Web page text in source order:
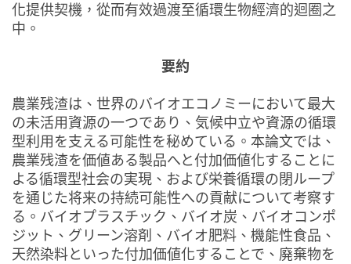
化提供契機，從而有效過渡至循環生物經濟的迴圈之
中。
要約
農業残渣は、世界のバイオエコノミーにおいて最大
の未活用資源の一つであり、気候中立や資源の循環
型利用を支える可能性を秘めている。本論文では、
農業残渣を価値ある製品へと付加価値化することに
よる循環型社会の実現、および栄養循環の閉ループ
を通じた将来の持続可能性への貢献について考察す
る。バイオプラスチック、バイオ炭、バイオコンポ
ジット、グリーン溶剤、バイオ肥料、機能性食品、
天然染料といった付加価値化することで、廃棄物を